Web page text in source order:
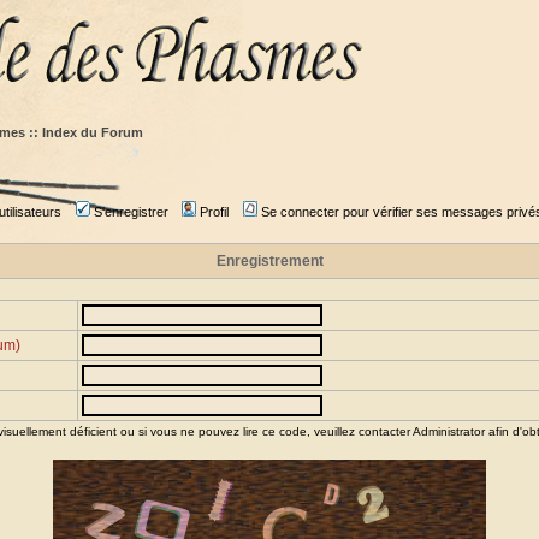
:: Index du Forum
S'enregistrer Profil Se connecter pour vérifier ses messages
Enregistrement
déficient ou si vous ne pouvez lire ce code, veuillez contacterAdministratorafin